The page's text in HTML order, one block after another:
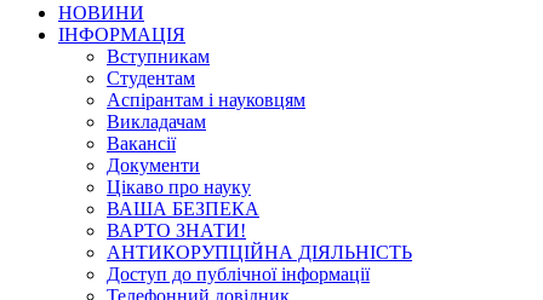
НОВИНИ
ІНФОРМАЦІЯ
Вступникам
Студентам
Аспірантам і науковцям
Викладачам
Вакансії
Документи
Цікаво про науку
ВАША БЕЗПЕКА
ВАРТО ЗНАТИ!
АНТИКОРУПЦІЙНА ДІЯЛЬНІСТЬ
Доступ до публічної інформації
Телефонний довідник